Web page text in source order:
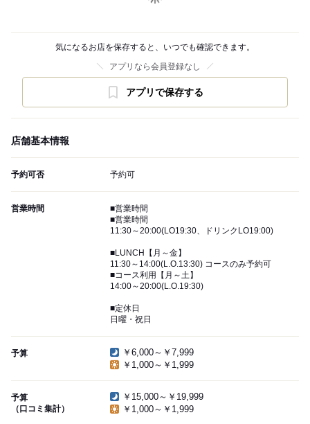
気になるお店を保存すると、いつでも確認できます。
アプリなら会員登録なし
アプリで保存する
店舗基本情報
予約可否 予約可
営業時間
■営業時間
■営業時間
11:30～20:00(LO19:30、ドリンクLO19:00)
■LUNCH【月～金】
11:30～14:00(L.O.13:30) コースのみ予約可
■コース利用【月～土】
14:00～20:00(L.O.19:30)
■定休日
日曜・祝日
予算
￥6,000～￥7,999
￥1,000～￥1,999
予算
（口コミ集計）
￥15,000～￥19,999
￥1,000～￥1,999